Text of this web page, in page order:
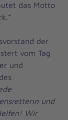
das Motto
der
vom Tag
und
und
Wir